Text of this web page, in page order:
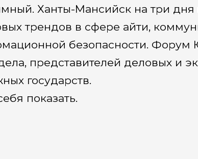
Ханты-Мансийск на три дня
трендов в сфере айти,
безопасности. Форум
представителей деловых и
государств.
показать.